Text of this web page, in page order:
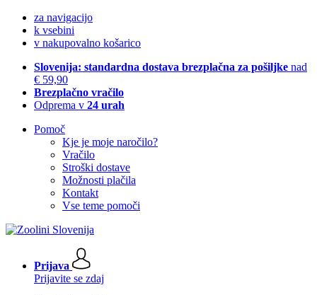
za navigacijo
k vsebini
v nakupovalno košarico
Slovenija: standardna dostava brezplačna za pošiljke nad
€ 59,90
Brezplačno vračilo
Odprema v 24 urah
Pomoč
Kje je moje naročilo?
Vračilo
Stroški dostave
Možnosti plačila
Kontakt
Vse teme pomoči
Prijava
Prijavite se zdaj